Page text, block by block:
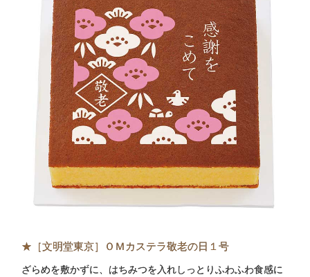
★［文明堂東京］ＯＭカステラ敬老の日１号
ざらめを敷かずに、はちみつを入れしっとりふわふわ食感に